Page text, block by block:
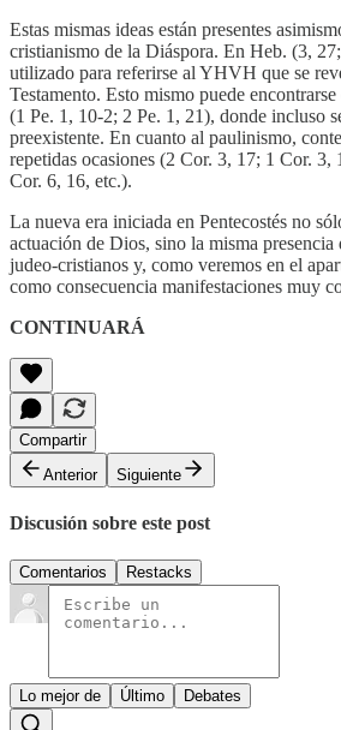
Estas mismas ideas están presentes
cristianismo de la Diáspora. En Heb. (3,
utilizado para referirse al YHVH que se
Testamento. Esto mismo puede
(1 Pe. 1, 10-2; 2 Pe. 1, 21), donde incluso
preexistente. En cuanto al paulinismo,
repetidas ocasiones (2 Cor. 3, 17; 1 Cor.
Cor. 6, 16, etc.).
La nueva era iniciada en Pentecostés no
actuación de Dios, sino la misma
judeo-cristianos y, como veremos en el
como consecuencia manifestaciones muy
CONTINUARÁ
Compartir
Anterior
Siguiente
Discusión sobre este post
Comentarios Restacks
Lo mejor de Último Debates